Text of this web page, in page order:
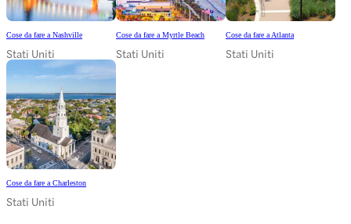
Cose da fare a Nashville
Stati Uniti
Cose da fare a Myrtle Beach
Stati Uniti
Cose da fare a Atlanta
Stati Uniti
Cose da fare a Charleston
Stati Uniti